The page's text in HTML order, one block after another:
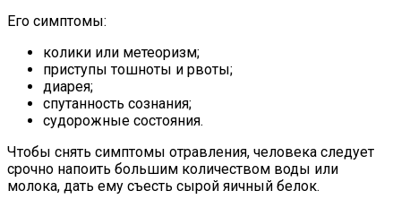
Его симптомы:
колики или метеоризм;
приступы тошноты и рвоты;
диарея;
спутанность сознания;
судорожные состояния.
Чтобы снять симптомы отравления, человека следует
срочно напоить большим количеством воды или
молока, дать ему съесть сырой яичный белок.